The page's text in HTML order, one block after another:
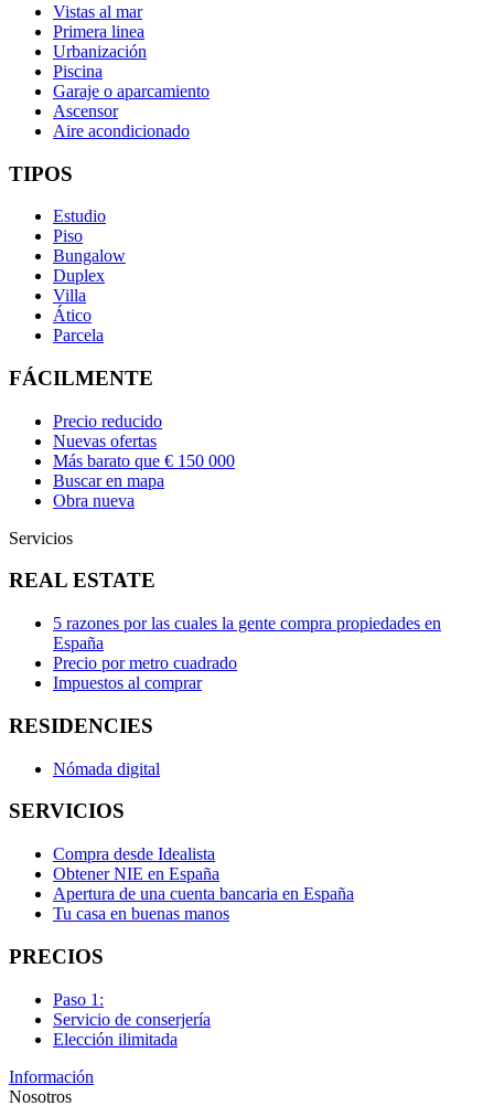
Vistas al mar
Primera linea
Urbanización
Piscina
Garaje o aparcamiento
Ascensor
Aire acondicionado
TIPOS
Estudio
Piso
Bungalow
Duplex
Villa
Ático
Parcela
FÁCILMENTE
Precio reducido
Nuevas ofertas
Más barato que € 150 000
Buscar en mapa
Obra nueva
Servicios
REAL ESTATE
5 razones por las cuales la gente compra propiedades en
España
Precio por metro cuadrado
Impuestos al comprar
RESIDENCIES
Nómada digital
SERVICIOS
Compra desde Idealista
Obtener NIE en España
Apertura de una cuenta bancaria en España
Tu casa en buenas manos
PRECIOS
Paso 1:
Servicio de conserjería
Elección ilimitada
Información
Nosotros